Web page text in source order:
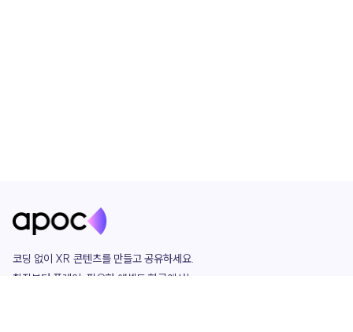
코딩 없이 XR 콘텐츠를 만들고 공유하세요.
창작부터 플레이, 필요한 애셋도 한곳에서!